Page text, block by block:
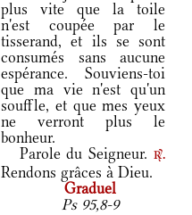
plus vite que la toile
n'est coupée par le
tisserand, et ils se sont
consumés sans aucune
espérance. Souviens-toi
que ma vie n'est qu'un
souffle, et que mes yeux
ne verront plus le
bonheur.
Parole du Seigneur. r.
Rendons grâces à Dieu.
Graduel
Ps 95,8-9